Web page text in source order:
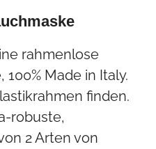
rahmenlose
100% Made in Italy.
finden.
robuste,
2 Arten von